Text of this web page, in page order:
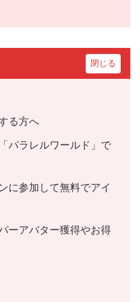
る方へ
パラレルワールド」で
に参加して無料でアイ
ーアバター獲得やお得